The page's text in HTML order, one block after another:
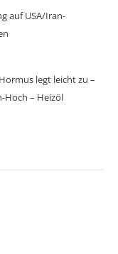
auf USA/Iran-
legt leicht zu –
Hoch – Heizöl